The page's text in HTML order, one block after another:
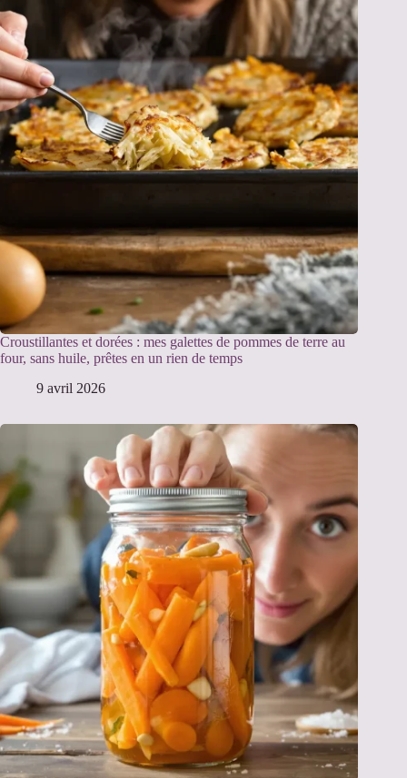
Croustillantes et dorées : mes galettes de pommes de terre au
four, sans huile, prêtes en un rien de temps
9 avril 2026